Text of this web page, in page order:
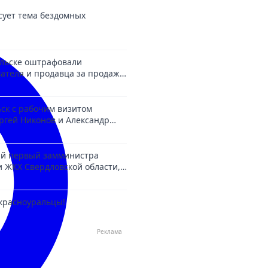
тема бездомных
оштрафовали
и продавца за продажу
с рабочим визитом
Никонов и Александр
первый замминистра
ЖКХ Свердловской области,
в деле о взятках.
Реклама